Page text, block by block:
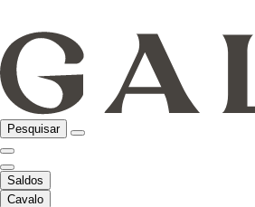
Pesquisar
Saldos
Cavalo